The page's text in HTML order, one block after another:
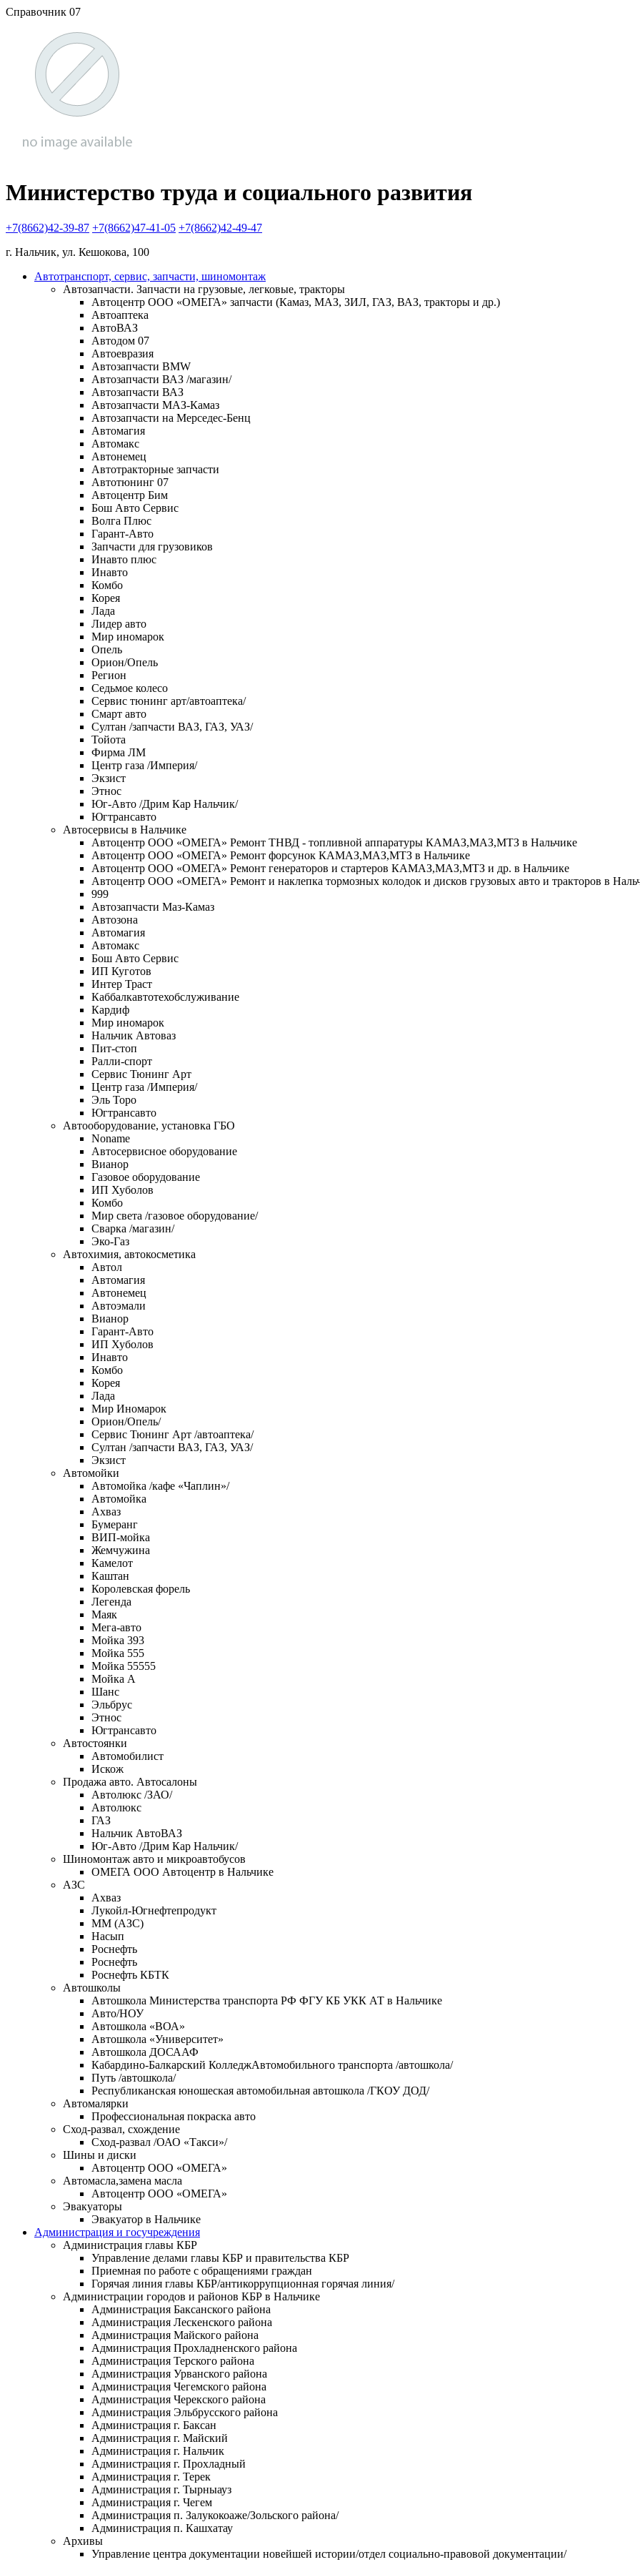
Справочник 07
Министерство труда и социального развития
+7(8662)42-39-87 +7(8662)47-41-05 +7(8662)42-49-47
г. Нальчик, ул. Кешокова, 100
Автотранспорт, сервис, запчасти, шиномонтаж
Автозапчасти. Запчасти на грузовые, легковые, тракторы
Автоцентр ООО «ОМЕГА» запчасти (Камаз, МАЗ, ЗИЛ, ГАЗ, ВАЗ, тракторы и др.)
Автоаптека
АвтоВАЗ
Автодом 07
Автоевразия
Автозапчасти BMW
Автозапчасти ВАЗ /магазин/
Автозапчасти ВАЗ
Автозапчасти МАЗ-Камаз
Автозапчасти на Мерседес-Бенц
Автомагия
Автомакс
Автонемец
Автотракторные запчасти
Автотюнинг 07
Автоцентр Бим
Бош Авто Сервис
Волга Плюс
Гарант-Авто
Запчасти для грузовиков
Инавто плюс
Инавто
Комбо
Корея
Лада
Лидер авто
Мир иномарок
Опель
Орион/Опель
Регион
Седьмое колесо
Сервис тюнинг арт/автоаптека/
Смарт авто
Султан /запчасти ВАЗ, ГАЗ, УАЗ/
Тойота
Фирма ЛМ
Центр газа /Империя/
Экзист
Этнос
Юг-Авто /Дрим Кар Нальчик/
Югтрансавто
Автосервисы в Нальчике
Автоцентр ООО «ОМЕГА» Ремонт ТНВД - топливной аппаратуры КАМАЗ,МАЗ,МТЗ в Нальчике
Автоцентр ООО «ОМЕГА» Ремонт форсунок КАМАЗ,МАЗ,МТЗ в Нальчике
Автоцентр ООО «ОМЕГА» Ремонт генераторов и стартеров КАМАЗ,МАЗ,МТЗ и др. в Нальчике
Автоцентр ООО «ОМЕГА» Ремонт и наклепка тормозных колодок и дисков грузовых авто и тракторов в
999
Автозапчасти Маз-Камаз
Автозона
Автомагия
Автомакс
Бош Авто Сервис
ИП Куготов
Интер Траст
Каббалкавтотехобслуживание
Кардиф
Мир иномарок
Нальчик Автоваз
Пит-стоп
Ралли-спорт
Сервис Тюнинг Арт
Центр газа /Империя/
Эль Торо
Югтрансавто
Автооборудование, установка ГБО
Noname
Автосервисное оборудование
Вианор
Газовое оборудование
ИП Хуболов
Комбо
Мир света /газовое оборудование/
Сварка /магазин/
Эко-Газ
Автохимия, автокосметика
Автол
Автомагия
Автонемец
Автоэмали
Вианор
Гарант-Авто
ИП Хуболов
Инавто
Комбо
Корея
Лада
Мир Иномарок
Орион/Опель/
Сервис Тюнинг Арт /автоаптека/
Султан /запчасти ВАЗ, ГАЗ, УАЗ/
Экзист
Автомойки
Автомойка /кафе «Чаплин»/
Автомойка
Ахваз
Бумеранг
ВИП-мойка
Жемчужина
Камелот
Каштан
Королевская форель
Легенда
Маяк
Мега-авто
Мойка 393
Мойка 555
Мойка 55555
Мойка А
Шанс
Эльбрус
Этнос
Югтрансавто
Автостоянки
Автомобилист
Искож
Продажа авто. Автосалоны
Автолюкс /ЗАО/
Автолюкс
ГАЗ
Нальчик АвтоВАЗ
Юг-Авто /Дрим Кар Нальчик/
Шиномонтаж авто и микроавтобусов
ОМЕГА OOO Автоцентр в Нальчике
АЗС
Ахваз
Лукойл-Югнефтепродукт
ММ (АЗС)
Насып
Роснефть
Роснефть
Роснефть КБТК
Автошколы
Автошкола Министерства транспорта РФ ФГУ КБ УКК АТ в Нальчике
Авто/НОУ
Автошкола «ВОА»
Автошкола «Университет»
Автошкола ДОСААФ
Кабардино-Балкарский КолледжАвтомобильного транспорта /автошкола/
Путь /автошкола/
Республиканская юношеская автомобильная автошкола /ГКОУ ДОД/
Автомалярки
Профессиональная покраска авто
Сход-развал, схождение
Сход-развал /ОАО «Такси»/
Шины и диски
Автоцентр ООО «ОМЕГА»
Автомасла,замена масла
Автоцентр ООО «ОМЕГА»
Эвакуаторы
Эвакуатор в Нальчике
Администрация и госучреждения
Администрация главы КБР
Управление делами главы КБР и правительства КБР
Приемная по работе с обращениями граждан
Горячая линия главы КБР/антикоррупционная горячая линия/
Администрации городов и районов КБР в Нальчике
Администрация Баксанского района
Администрация Лескенского района
Администрация Майского района
Администрация Прохладненского района
Администрация Терского района
Администрация Урванского района
Администрация Чегемского района
Администрация Черекского района
Администрация Эльбрусского района
Администрация г. Баксан
Администрация г. Майский
Администрация г. Нальчик
Администрация г. Прохладный
Администрация г. Терек
Администрация г. Тырныауз
Администрация г. Чегем
Администрация п. Залукокоаже/Зольского района/
Администрация п. Кашхатау
Архивы
Управление центра документации новейшей истории/отдел социально-правовой документации/